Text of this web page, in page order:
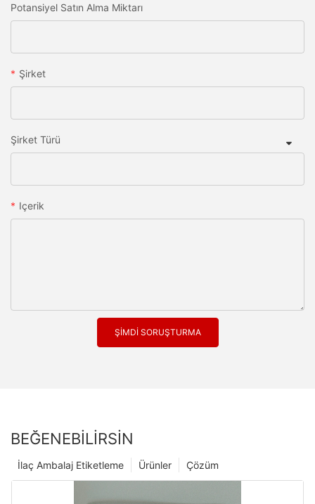
Potansiyel Satın Alma Miktarı
Şirket
Şirket Türü
Içerik
ŞIMDI SORUŞTURMA
BEĞENEBILIRSIN
Çözüm
Ürünler
İlaç Ambalaj Etiketleme